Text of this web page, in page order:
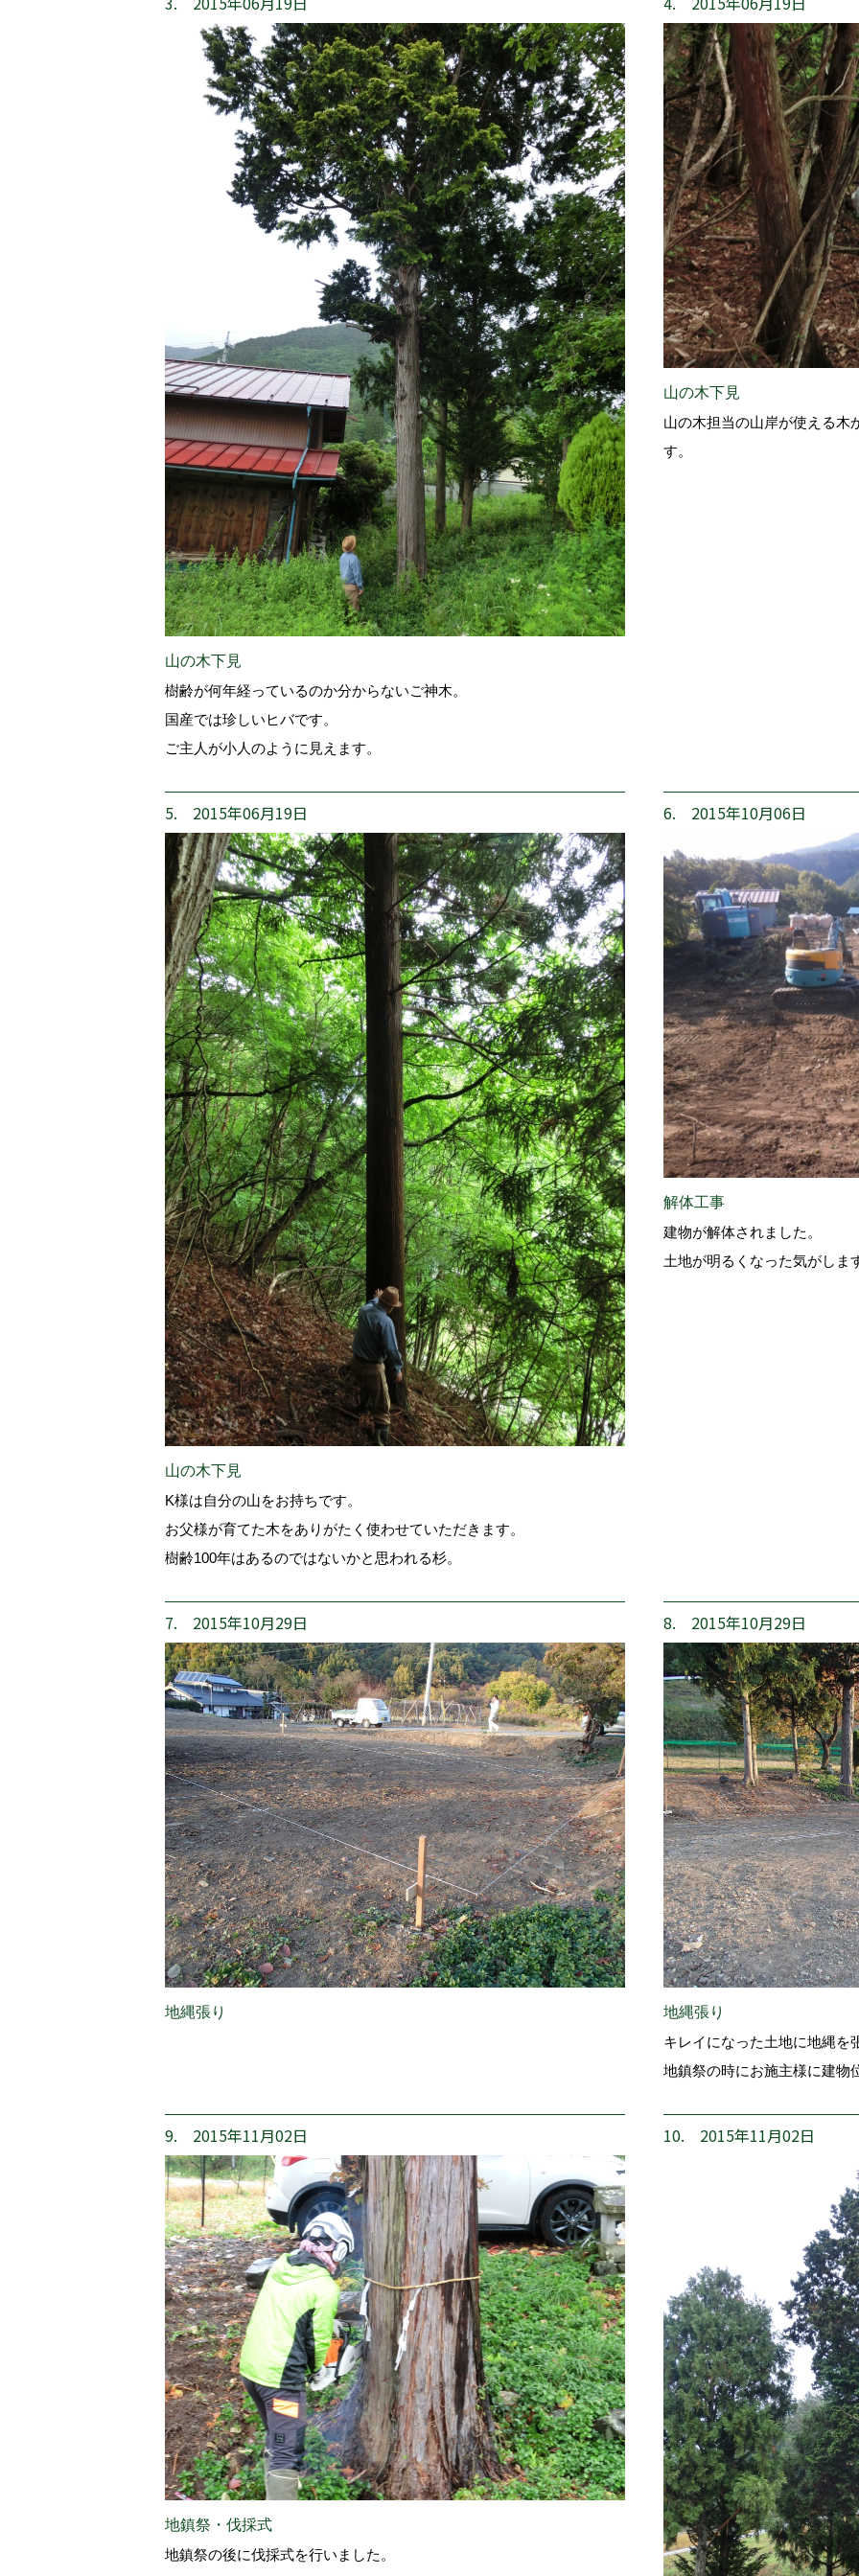
山の木下見
樹齢が何年経っているのか分からないご神木。
国産では珍しいヒバです。
ご主人が小人のように見えます。
山の木下見
山の木担当の山岸が使える木
す。
5. 2015年06月19日
山の木下見
K様は自分の山をお持ちです。
お父様が育てた木をありがたく使わせていただきます。
樹齢100年はあるのではないかと思われる杉。
6. 2015年10月06日
解体工事
建物が解体されました。
土地が明るくなった気がしま
7. 2015年10月29日
地縄張り
8. 2015年10月29日
地縄張り
キレイになった土地に地縄を
地鎮祭の時にお施主様に建物
9. 2015年11月02日
地鎮祭・伐採式
地鎮祭の後に伐採式を行いました。
10. 2015年11月02日